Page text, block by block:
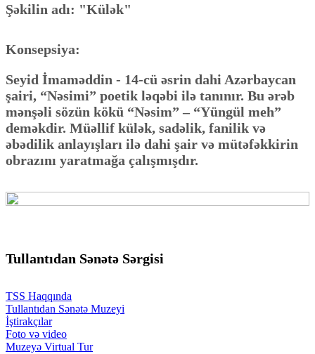
Şəkilin adı: "Külək"
Konsepsiya:
Seyid İmaməddin - 14-cü əsrin dahi Azərbaycan
şairi, “Nəsimi” poetik ləqəbi ilə tanınır. Bu ərəb
mənşəli sözün kökü “Nəsim” – “Yüngül meh”
deməkdir. Müəllif külək, sadəlik, fanilik və
əbədilik anlayışları ilə dahi şair və mütəfəkkirin
obrazını yaratmağa çalışmışdır.
Tullantıdan Sənətə Sərgisi
TSS Haqqında
Tullantıdan Sənətə Muzeyi
İştirakçılar
Foto və video
Muzeyə Virtual Tur